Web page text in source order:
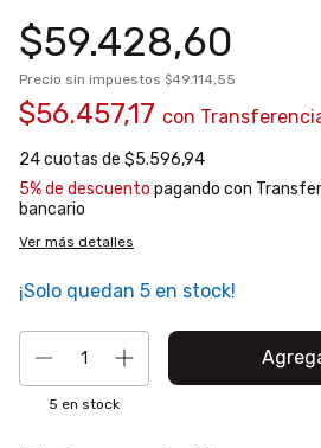
$59.428,60
Precio sin impuestos $49.114,55
$56.457,17 con
24cuotas de $5.596,94
5% de descuento pagando con
bancario
Ver más detalles
¡Solo quedan 5 en stock!
5 en stock